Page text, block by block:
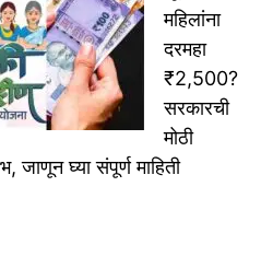
महिलांना
दरमहा
₹2,500?
सरकारची
मोठी
जाणून घ्या संपूर्ण माहिती